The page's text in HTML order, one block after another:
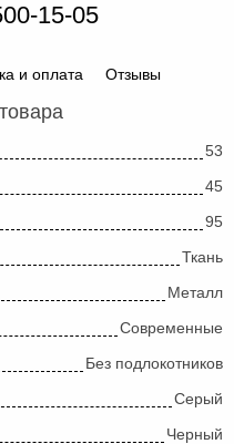
15-05
и оплата Отзывы
53
45
95
Ткань
Металл
Современные
Без подлокотников
Серый
Черный